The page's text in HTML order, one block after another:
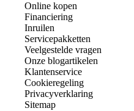
Online kopen
Financiering
Inruilen
Servicepakketten
Veelgestelde vragen
Onze blogartikelen
Klantenservice
Cookieregeling
Privacyverklaring
Sitemap